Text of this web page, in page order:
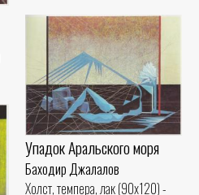
Упадок Аральского моря
Баходир Джалалов
Холст, темпера, лак (90x120) -